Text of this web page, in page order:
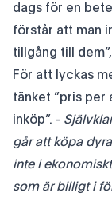
dags för en
förstår att man
tillgång till
För att lyckas
tänket ”pris per
inköp”. -
går att köpa
inte i
som är billigt i